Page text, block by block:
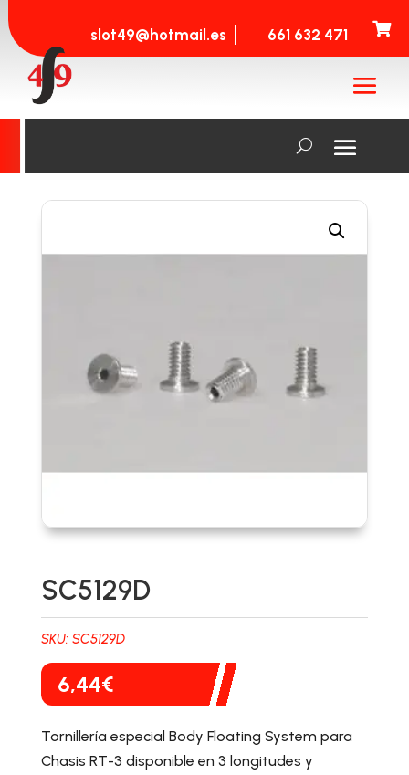
slot49@hotmail.es 661 632 471 
SC5129D
SKU: SC5129D
6,44€
Tornillería especial Body Floating System para
Chasis RT-3 disponible en 3 longitudes y